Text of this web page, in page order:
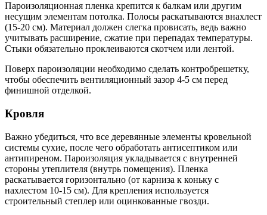
Пароизоляционная пленка крепится к балкам или другим
несущим элементам потолка. Полосы раскатываются внахлест
(15-20 см). Материал должен слегка провисать, ведь важно
учитывать расширение, сжатие при перепадах температуры.
Стыки обязательно проклеиваются скотчем или лентой.
Поверх пароизоляции необходимо сделать контробрешетку,
чтобы обеспечить вентиляционный зазор 4-5 см перед
финишной отделкой.
Кровля
Важно убедиться, что все деревянные элементы кровельной
системы сухие, после чего обработать антисептиком или
антипиреном. Пароизоляция укладывается с внутренней
стороны утеплителя (внутрь помещения). Пленка
раскатывается горизонтально (от карниза к коньку с
нахлестом 10-15 см). Для крепления используется
строительный степлер или оцинкованные гвозди.